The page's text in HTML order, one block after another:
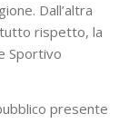
Dall’altra
rispetto, la
Sportivo
presente